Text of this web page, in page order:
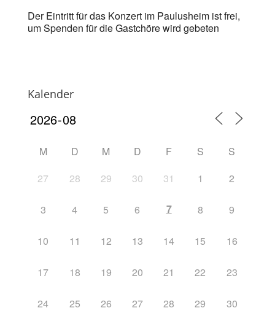
Der Eintritt für das Konzert im Paulusheim ist frei,
um Spenden für die Gastchöre wird gebeten
Kalender
M D M D F S
S
27
28 29 30 31 1 2
3 4 5 6 7 8 9
10 11 12 13 14 15 16
17 18 19 20 21 22 23
24 25 26 27 28 29 30